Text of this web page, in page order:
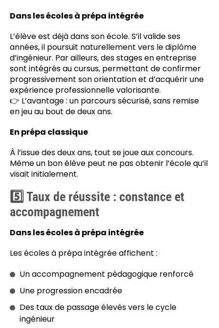
Dans les écoles à prépa intégrée
L’élève est déjà dans son école. S’il valide ses
années, il poursuit naturellement vers le diplôme
d’ingénieur. Par ailleurs, des stages en entreprise
sont intégrés au cursus, permettant de confirmer
progressivement son orientation et d’acquérir une
expérience professionnelle valorisante.
👉 L’avantage : un parcours sécurisé, sans remise
en jeu au bout de deux ans.
En prépa classique
À l’issue des deux ans, tout se joue aux concours.
Même un bon élève peut ne pas obtenir l’école qu’il
visait initialement.
5️⃣ Taux de réussite : constance et
accompagnement
Dans les écoles à prépa intégrée
Les écoles à prépa intégrée affichent :
Un accompagnement pédagogique renforcé
Une progression encadrée
Des taux de passage élevés vers le cycle
ingénieur